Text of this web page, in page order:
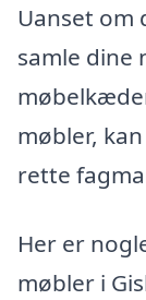
Uanset
samle dine
møbler,
rette
Her er
møbler i